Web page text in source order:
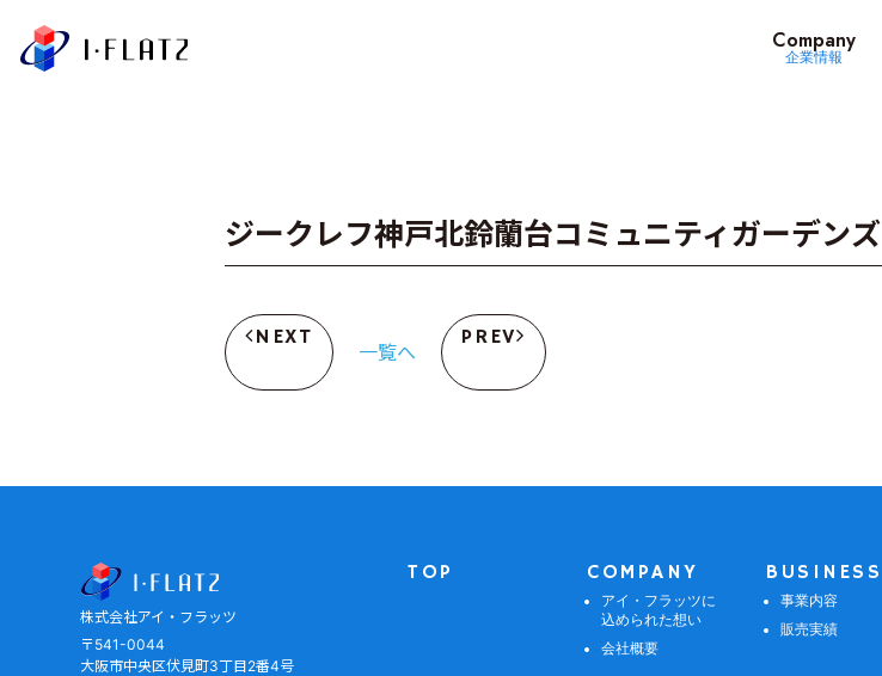
Company
企業情報
ジークレフ神戸北鈴蘭台コミュニティガーデンズ
NEXT
一覧へ
PREV
株式会社アイ・フラッツ
株式会社アイ・フラッツ
〒541-0044
大阪市中央区伏見町3丁目2番4号
TOP COMPANY
アイ・フラッツに
込められた想い
会社概要
BUSINESS
事業内容
販売実績